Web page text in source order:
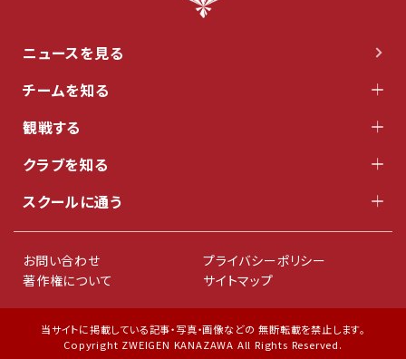
ニュースを見る
チームを知る
観戦する
クラブを知る
スクールに通う
お問い合わせ
プライバシーポリシー
著作権について
サイトマップ
当サイトに掲載している記事・写真・画像などの 無断転載を禁止します。
Copyright ZWEIGEN KANAZAWA All Rights Reserved.